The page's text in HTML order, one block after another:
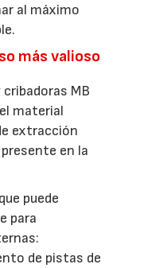
al máximo
más valioso
MB
material
extracción
en la
puede
para
de pistas de